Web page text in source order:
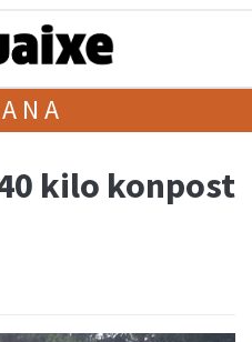
kilo konpost